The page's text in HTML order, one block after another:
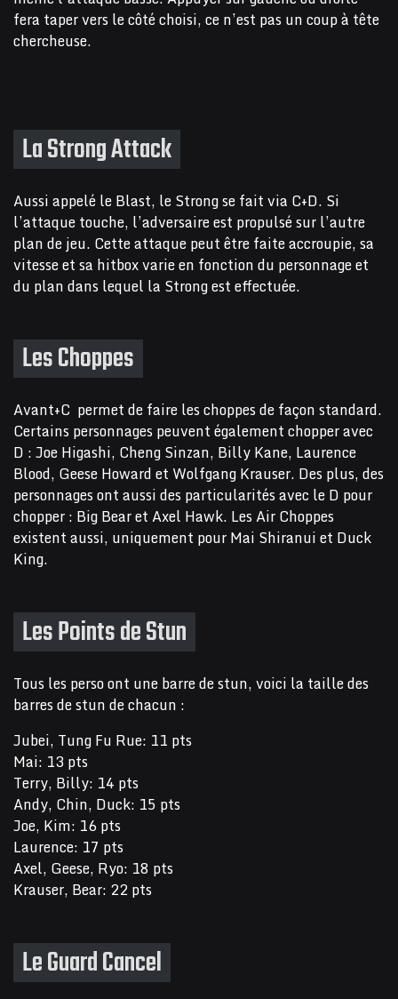
fera taper vers le côté choisi, ce n’est pas un coup à tête
chercheuse.
La Strong Attack
Aussi appelé le Blast, le Strong se fait via C+D. Si
l’attaque touche, l’adversaire est propulsé sur l’autre
plan de jeu. Cette attaque peut être faite accroupie, sa
vitesse et sa hitbox varie en fonction du personnage et
du plan dans lequel la Strong est effectuée.
Les Choppes
Avant+C permet de faire les choppes de façon standard.
Certains personnages peuvent également chopper avec
D : Joe Higashi, Cheng Sinzan, Billy Kane, Laurence
Blood, Geese Howard et Wolfgang Krauser. Des plus, des
personnages ont aussi des particularités avec le D pour
chopper : Big Bear et Axel Hawk. Les Air Choppes
existent aussi, uniquement pour Mai Shiranui et Duck
King.
Les Points de Stun
Tous les perso ont une barre de stun, voici la taille des
barres de stun de chacun :
Jubei, Tung Fu Rue: 11 pts
Mai: 13 pts
Terry, Billy: 14 pts
Andy, Chin, Duck: 15 pts
Joe, Kim: 16 pts
Laurence: 17 pts
Axel, Geese, Ryo: 18 pts
Krauser, Bear: 22 pts
Le Guard Cancel